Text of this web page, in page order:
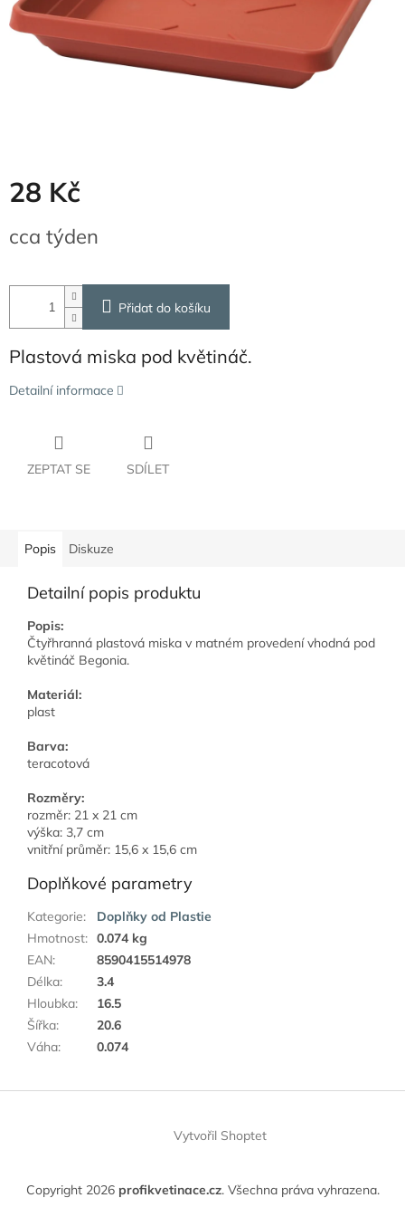
28 Kč
cena:
cca týden
Přidat do košíku
Plastová miska pod květináč.
Detailní informace
ZEPTAT SE SDÍLET
Popis Diskuze
Detailní popis produktu
Popis:
Čtyřhranná plastová miska v matném provedení vhodná pod
květináč Begonia.
Materiál:
plast
Barva:
teracotová
Rozměry:
rozměr: 21 x 21 cm
výška: 3,7 cm
vnitřní průměr: 15,6 x 15,6 cm
Doplňkové parametry
Kategorie:
Doplňky od Plastie
Hmotnost: 0.074 kg
EAN:
8590415514978
Délka:
3.4
Hloubka:
16.5
Šířka:
20.6
Váha: 0.074
Z
Vytvořil Shoptet
Copyright 2026 profikvetinace.cz. Všechna práva vyhrazena.